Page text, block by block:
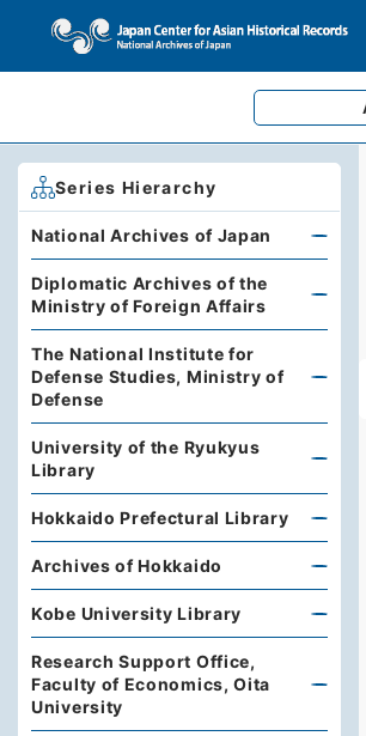
Series Hierarchy
National Archives of Japan
Diplomatic Archives of the
Ministry of Foreign Affairs
The National Institute for
Defense Studies, Ministry of
Defense
University of the Ryukyus
Library
Hokkaido Prefectural Library
Archives of Hokkaido
Kobe University Library
Research Support Office,
Faculty of Economics, Oita
University